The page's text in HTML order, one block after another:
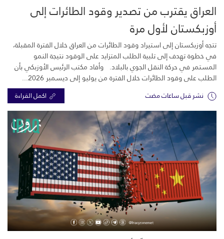
العراق يقترب من تصدير وقود الطائرات إلى
أوزبكستان لأول مرة
تتجه أوزبكستان إلى استيراد وقود الطائرات من العراق خلال الفترة المقبلة،
في خطوة تهدف إلى تلبية الطلب المتزايد على الوقود نتيجة النمو
المستمر في حركة النقل الجوي بالبلاد. وأفاد مكتب الرئيس الأوزبكي بأن
الطلب على وقود الطائرات خلال الفترة من يوليو إلى ديسمبر 2026...
نشر قبل ساعات مضت اكمل القراءة